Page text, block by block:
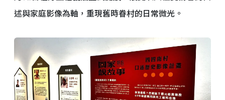
述與家庭影像為軸，重現舊時眷村的日常微光。